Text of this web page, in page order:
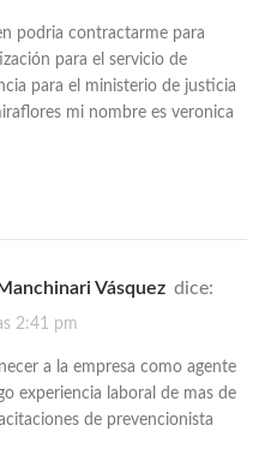
podria contractarme para
para el servicio de
para el ministerio de justicia
mi nombre es veronica
Vásquez dice:
2:41 pm
a la empresa como agente
experiencia laboral de mas de
de prevencionista